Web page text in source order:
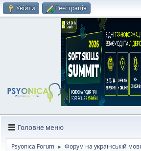
Увійти Реєстрація
Головне меню
Psyonica Forum ► Форум на українській мові